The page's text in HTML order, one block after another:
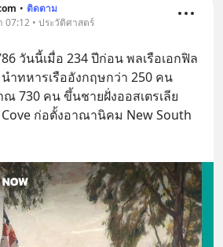
• ติดตาม
07:12 • ประวัติศาสตร์
วันนี้เมื่อ 234 ปีก่อน พลเรือเอกฟิล
ำทหารเรืออังกฤษกว่า 250 คน
730 คน ขึ้นชายฝั่งออสเตรเลีย
ก่อตั้งอาณานิคม New South